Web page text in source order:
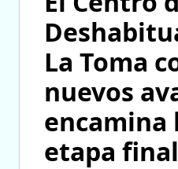
La Toma
nuevos
encamina
etapa final